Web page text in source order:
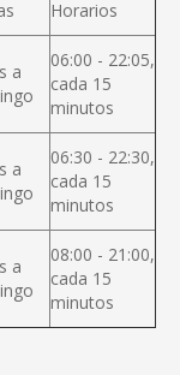
Horarios
a
06:00 - 22:05,
cada 15
minutos
a
06:30 - 22:30,
cada 15
minutos
a
08:00 - 21:00,
cada 15
minutos